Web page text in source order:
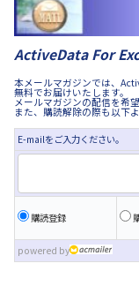
ActiveData For
本メールマガジンでは、
無料でお届けいたします。
メールマガジンの配信を希
また、購読解除の際も以下
E-mailをご入力ください。
購読登録
powered by